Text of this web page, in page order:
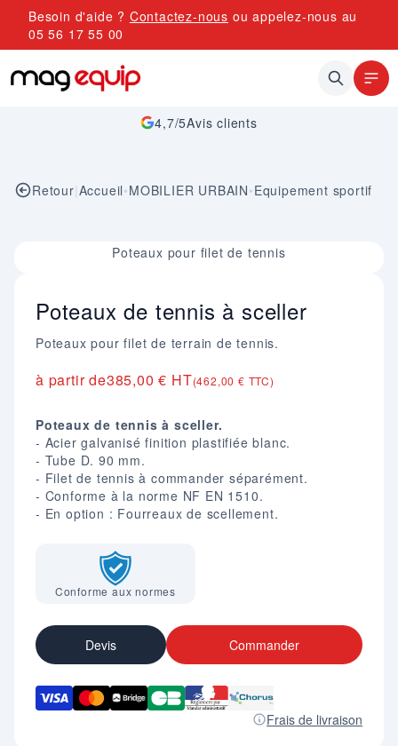
Allez au contenu
Besoin d'aide ? Contactez-nous ou appelez-nous au
05 56 17 55 00
4,7/5Avis clients
Retour|Accueil•MOBILIER URBAIN•Equipement sportif
Poteaux pour filet de tennis
Poteaux de tennis à sceller
Poteaux pour filet de terrain de tennis.
à partir de385,00 € HT(462,00 € TTC)
Poteaux de tennis à sceller.
- Acier galvanisé finition plastifiée blanc.
- Tube D. 90 mm.
- Filet de tennis à commander séparément.
- Conforme à la norme NF EN 1510.
- En option : Fourreaux de scellement.
Conforme aux normes
Devis Commander
Frais de livraison